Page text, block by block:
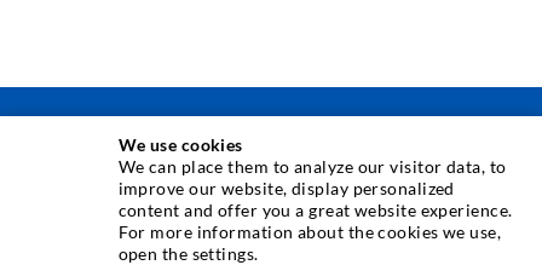
INJECTION TECHNIQUE
Crack injection
Horizontal sealing
We use cookies
We can place them to analyze our visitor data, to
improve our website, display personalized
content and offer you a great website experience.
For more information about the cookies we use,
open the settings.